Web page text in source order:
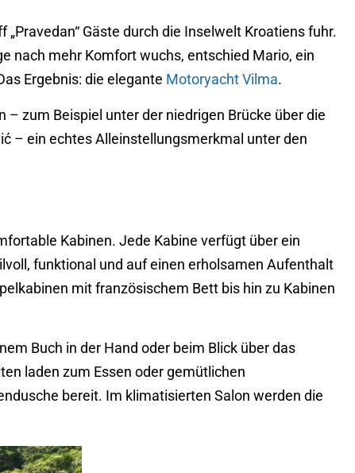
Gäste durch die Inselwelt Kroatiens fuhr.
nach mehr Komfort wuchs, entschied Mario, ein
Ergebnis: die elegante Motoryacht Vilma.
zum Beispiel unter der niedrigen Brücke über die
– ein echtes Alleinstellungsmerkmal unter den
Kabinen. Jede Kabine verfügt über ein
funktional und auf einen erholsamen Aufenthalt
mit französischem Bett bis hin zu Kabinen
Buch in der Hand oder beim Blick über das
laden zum Essen oder gemütlichen
bereit. Im klimatisierten Salon werden die